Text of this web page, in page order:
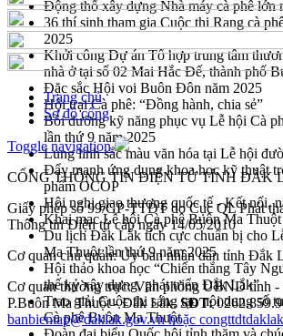
Động thổ xây dựng Nhà máy cà phê
36 thí sinh tham gia Cuộc thi Rang cà
2025
Khởi công Dự án Tổ hợp trung tâm
nhà ở tại số 02 Mai Hắc Đế, thành phố
Đặc sắc Hội voi Buôn Đôn năm 2025
Hội trại Cà phê: “Đồng hành, chia sẻ”
Bồi dưỡng kỹ năng phục vụ Lễ hội Cà
lần thứ 9 năm 2025
Lung linh sắc màu văn hóa tại Lễ hội
Đẩy mạnh ứng dụng khoa học kỹ thuật
phẩm OCOP
Hội nghị giao thương quốc tế - Kết nối,
Khai mạc Lễ hội Cà phê Buôn Ma
Du lịch Đắk Lắk tích cực chuẩn bị cho
Ma Thuột lần thứ 9 năm 2025
Hội thảo khoa học “Chiến thắng Tây
thế kỷ xây dựng, phát triển Đắk Lắk”
Trao giải Cuộc thi sáng tạo nội dung số
Cà phê Buôn Ma Thuột
Trang chủ
Sơ đồ cổng
Toggle navigation
CỔNG THÔNG TIN ĐIỆN TỬ TỈNH ĐẮK
Giấy phép số 99/GP-TTĐT do Cục QL Phát
Thông tin Điện tử cấp ngày 14/05/2010
Cơ quan chủ quản: Ủy ban nhân dân tỉnh Đắk
Cơ quan thường trực: Văn phòng UBND tỉnh -
P.Buôn Ma Thuột - Đắk Lắk.SĐT:
banbientap@daklak.gov.vn hoặc